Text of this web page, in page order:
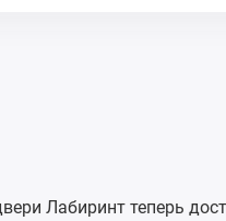
Лабиринт теперь